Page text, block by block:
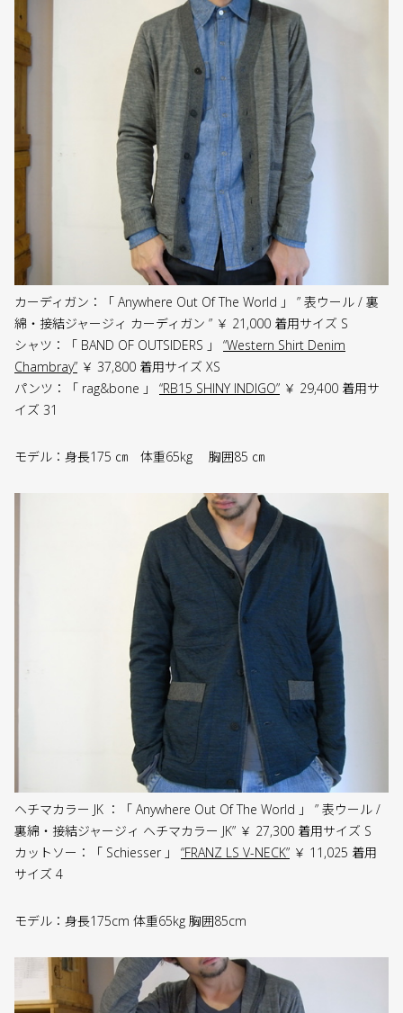
カーディガン：「 Anywhere Out Of The World 」 ” 表ウール / 裏
綿・接結ジャージィ カーディガン ” ￥ 21,000 着用サイズ S
シャツ：「 BAND OF OUTSIDERS 」 “Western Shirt Denim
Chambray” ￥ 37,800 着用サイズ XS
パンツ：「 rag&bone 」 “RB15 SHINY INDIGO” ￥ 29,400 着用サ
イズ 31
モデル：身長175 ㎝ 体重65kg 胸囲85 ㎝
ヘチマカラー JK ：「 Anywhere Out Of The World 」 ” 表ウール /
裏綿・接結ジャージィ ヘチマカラー JK” ￥ 27,300 着用サイズ S
カットソー：「 Schiesser 」 “FRANZ LS V-NECK” ￥ 11,025 着用
サイズ 4
モデル：身長175cm 体重65kg 胸囲85cm